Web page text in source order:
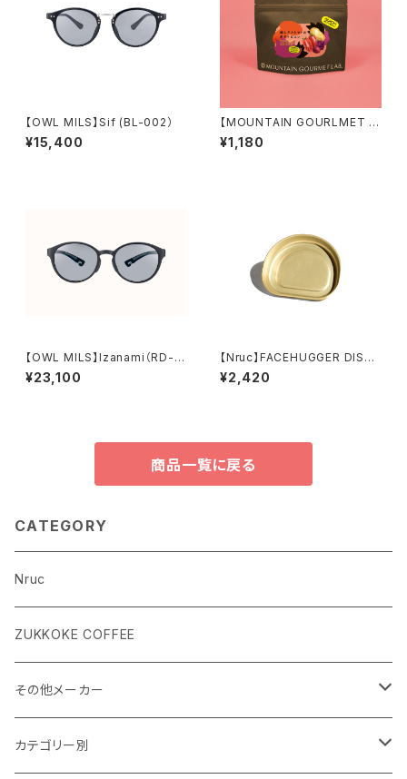
【OWL MILS】Sif (BL-002）
¥15,400
【MOUNTAIN GOURLMET L
AB.】梅しそとトマトのポテトピュ
レ（27年3月）
¥1,180
【OWL MILS】Izanami（RD-0
02）
¥23,100
【Nruc】FACEHUGGER DISH /
YAKAN Gold
¥2,420
商品一覧に戻る
CATEGORY
Nruc
ZUKKOKE COFFEE
その他メーカー
ACLIMA
カテゴリー別